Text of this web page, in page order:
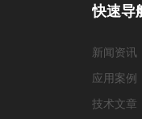
快速导
新闻资讯
应用案例
技术文章